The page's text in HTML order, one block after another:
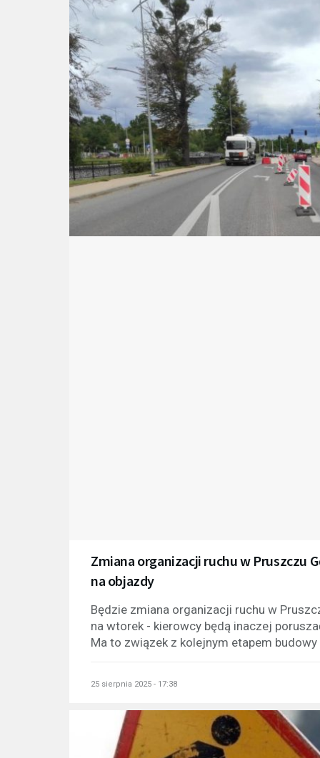
Zmiana organizacji ruchu w Pruszczu
na objazdy
Będzie zmiana organizacji ruchu w
na wtorek - kierowcy będą inaczej
Ma to związek z kolejnym etapem
25 sierpnia 2025 - 17:38